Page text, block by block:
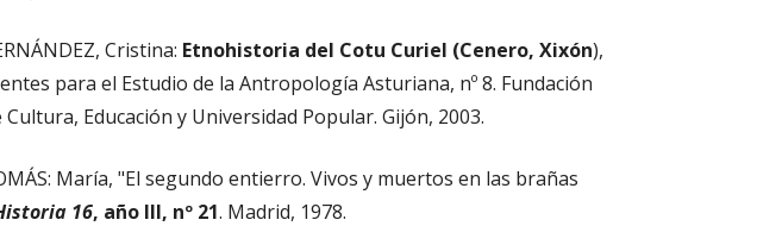
Cristina: Etnohistoria del Cotu Curiel (Cenero, Xixón),
para el Estudio de la Antropología Asturiana, nº 8. Fundación
Educación y Universidad Popular. Gijón, 2003.
María, "El segundo entierro. Vivos y muertos en las brañas
16, año III, nº 21. Madrid, 1978.